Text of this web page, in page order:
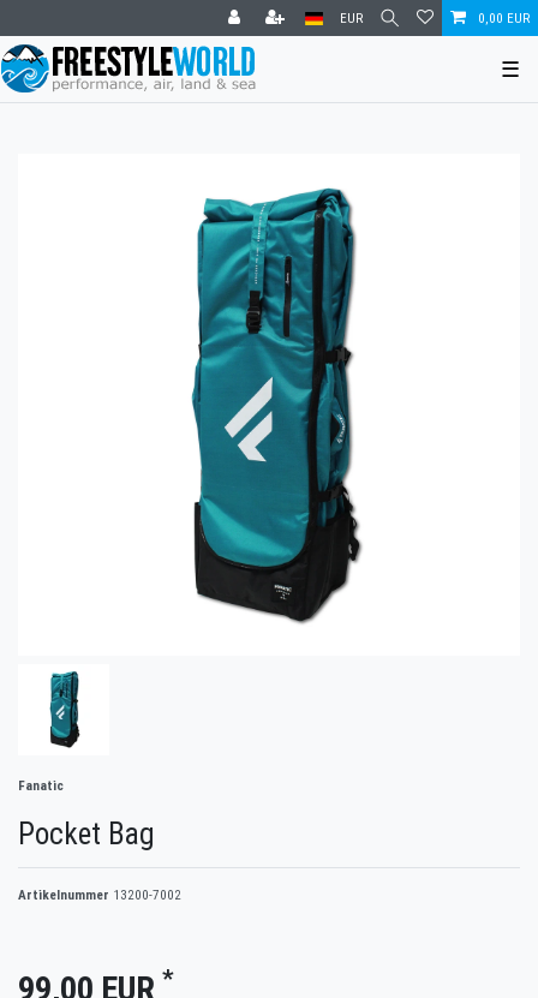
EUR 0,00 EUR
☰
Fanatic
Pocket Bag
Artikelnummer 13200-7002
99,00 EUR *